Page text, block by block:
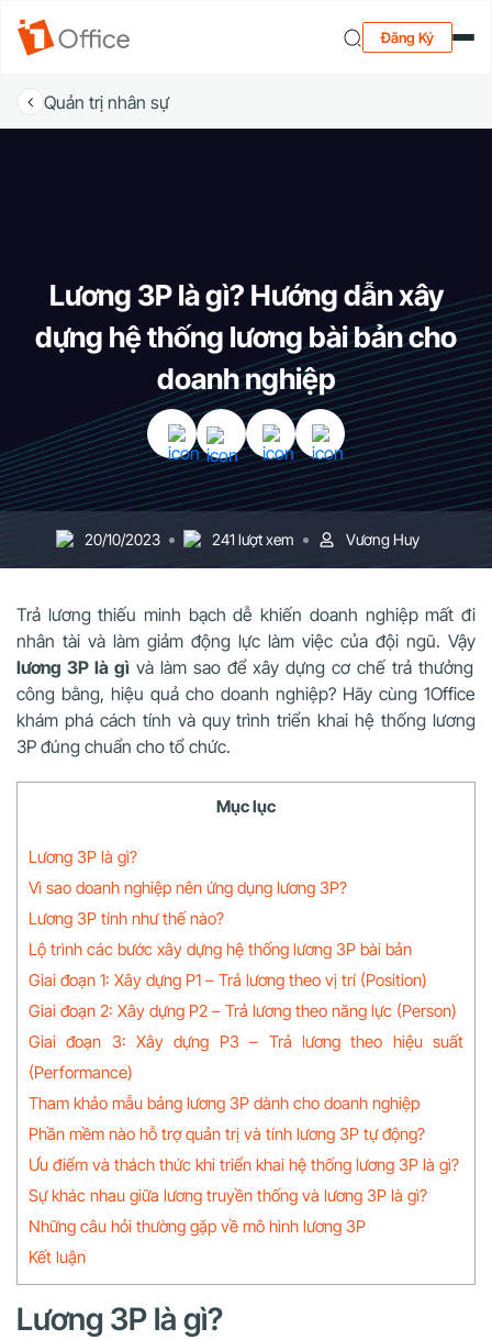
Đăng Ký
Quản trị nhân sự
Lương 3P là gì? Hướng dẫn xây
dựng hệ thống lương bài bản cho
doanh nghiệp
20/10/2023 241 lượt xem Vương Huy
Trả lương thiếu minh bạch dễ khiến doanh nghiệp mất đi
nhân tài và làm giảm động lực làm việc của đội ngũ. Vậy
lương 3P là gìvà làm sao để xây dựng cơ chế trả thưởng
công bằng, hiệu quả cho doanh nghiệp? Hãy cùng 1Office
khám phá cách tính và quy trình triển khai hệ thống lương
3P đúng chuẩn cho tổ chức.
Mục lục
Lương 3P là gì?
Vì sao doanh nghiệp nên ứng dụng lương 3P?
Lương 3P tính như thế nào?
Lộ trình các bước xây dựng hệ thống lương 3P bài bản
Giai đoạn 1: Xây dựng P1 – Trả lương theo vị trí (Position)
Giai đoạn 2: Xây dựng P2 – Trả lương theo năng lực (Person)
Giai đoạn 3: Xây dựng P3 – Trả lương theo hiệu suất
(Performance)
Tham khảo mẫu bảng lương 3P dành cho doanh nghiệp
Phần mềm nào hỗ trợ quản trị và tính lương 3P tự động?
Ưu điểm và thách thức khi triển khai hệ thống lương 3P là gì?
Sự khác nhau giữa lương truyền thống và lương 3P là gì?
Những câu hỏi thường gặp về mô hình lương 3P
Kết luận
Lương 3P là gì?